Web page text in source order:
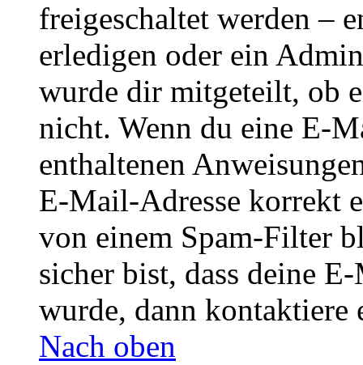
freigeschaltet werden –
erledigen oder ein
wurde dir mitgeteilt, ob
nicht. Wenn du eine E-
enthaltenen
E-Mail-Adresse korrekt
von einem Spam-Filter
sicher bist, dass deine
wurde, dann kontaktiere
Nach oben